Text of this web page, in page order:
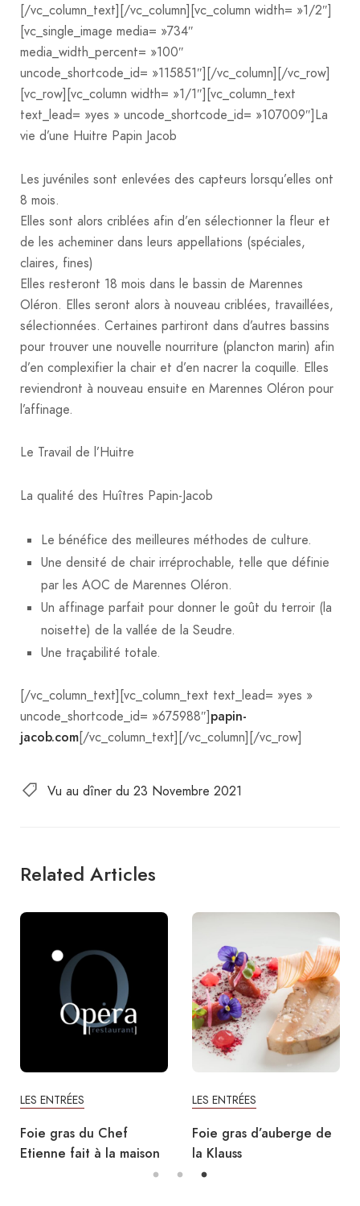
[/vc_column_text][/vc_column][vc_column width= »1/2″]
[vc_single_image media= »734″
media_width_percent= »100″
uncode_shortcode_id= »115851″][/vc_column][/vc_row]
[vc_row][vc_column width= »1/1″][vc_column_text
text_lead= »yes » uncode_shortcode_id= »107009″]La
vie d’une Huitre Papin Jacob
Les juvéniles sont enlevées des capteurs lorsqu’elles ont
8 mois.
Elles sont alors criblées afin d’en sélectionner la fleur et
de les acheminer dans leurs appellations (spéciales,
claires, fines)
Elles resteront 18 mois dans le bassin de Marennes
Oléron. Elles seront alors à nouveau criblées, travaillées,
sélectionnées. Certaines partiront dans d’autres bassins
pour trouver une nouvelle nourriture (plancton marin) afin
d’en complexifier la chair et d’en nacrer la coquille. Elles
reviendront à nouveau ensuite en Marennes Oléron pour
l’affinage.
Le Travail de l’Huitre
La qualité des Huîtres Papin-Jacob
Le bénéfice des meilleures méthodes de culture.
Une densité de chair irréprochable, telle que définie
par les AOC de Marennes Oléron.
Un affinage parfait pour donner le goût du terroir (la
noisette) de la vallée de la Seudre.
Une traçabilité totale.
[/vc_column_text][vc_column_text text_lead= »yes »
uncode_shortcode_id= »675988″]papin-
jacob.com[/vc_column_text][/vc_column][/vc_row]
Vu au dîner du 23 Novembre 2021
Related Articles
LES ENTRÉES
Foie gras du Chef
Etienne fait à la maison
LES ENTRÉES
Foie gras d’auberge de
la Klauss